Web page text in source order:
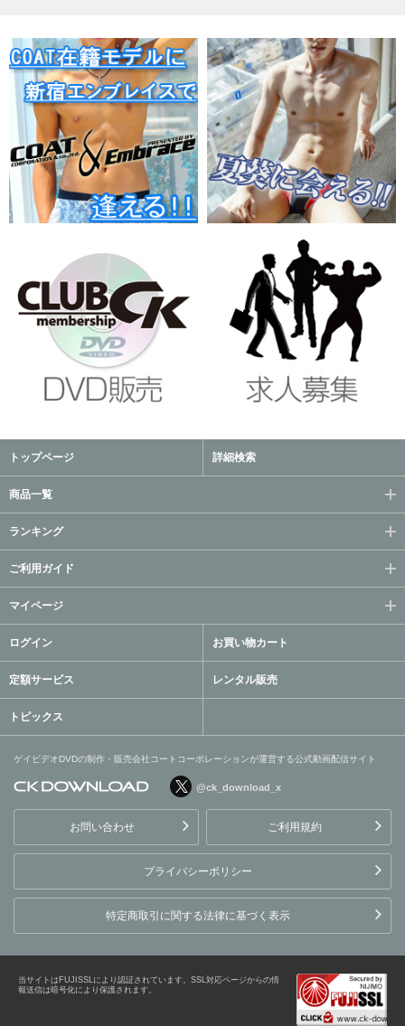
トップページ 詳細検索
商品一覧
ランキング
ご利用ガイド
マイページ
ログイン お買い物カート
定額サービス レンタル販売
トピックス
ゲイビデオDVDの制作・販売会社コートコーポレーションが運営する公式動画配信サイト
ョンが運営する公式動画配
信サイト
@ck_download_x
お問い合わせ ご利用規約
プライバシーポリシー
特定商取引に関する法律に基づく表示
当サイトはFUJISSLにより認証されています。SSL対応ページからの情
報送信は暗号化により保護されます。